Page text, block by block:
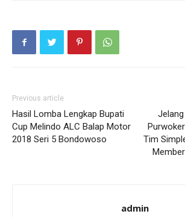
Previous article
Hasil Lomba Lengkap Bupati
Cup Melindo ALC Balap Motor
2018 Seri 5 Bondowoso
Tim
admin